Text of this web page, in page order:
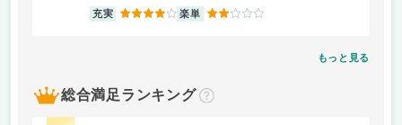
充実 4 楽単 2
もっと見る
総合満足ランキング
？